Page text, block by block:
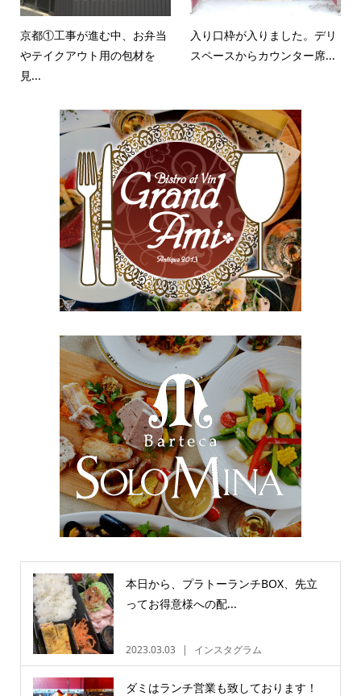
京都①工事が進む中、お弁当
やテイクアウト用の包材を
見...
入り口枠が入りました。デリ
スペースからカウンター席...
本日から、プラトーランチBOX、先立
ってお得意様への配...
2023.03.03 インスタグラム
ダミはランチ営業も致しております！